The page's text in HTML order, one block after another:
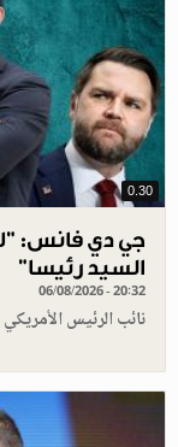
0.30
جي دي فانس:
السيد رئيسا”
06/08/2026 - 20:32
نائب الرئيس